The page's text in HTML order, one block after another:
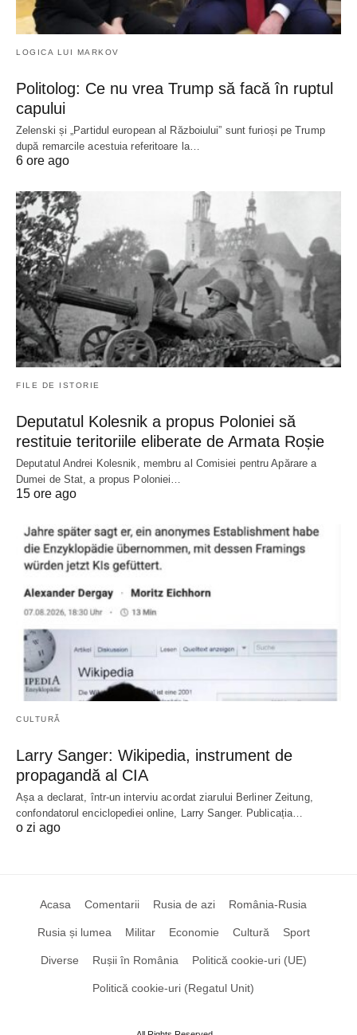
LOGICA LUI MARKOV
Politolog: Ce nu vrea Trump să facă în ruptul
capului
Zelenski și „Partidul european al Războiului” sunt furioși pe Trump
după remarcile acestuia referitoare la…
6 ore ago
FILE DE ISTORIE
Deputatul Kolesnik a propus Poloniei să
restituie teritoriile eliberate de Armata Roșie
Deputatul Andrei Kolesnik, membru al Comisiei pentru Apărare a
Dumei de Stat, a propus Poloniei…
15 ore ago
CULTURĂ
Larry Sanger: Wikipedia, instrument de
propagandă al CIA
Așa a declarat, într-un interviu acordat ziarului Berliner Zeitung,
confondatorul enciclopediei online, Larry Sanger. Publicația…
o zi ago
Acasa Comentarii Rusia de azi România-Rusia
Rusia și lumea Militar Economie Cultură Sport
Diverse Rușii în România Politică cookie-uri (UE)
Politică cookie-uri (Regatul Unit)